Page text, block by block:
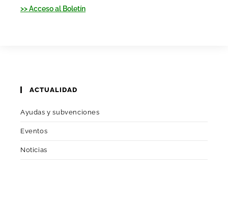
>> Acceso al Boletín
ACTUALIDAD
Ayudas y subvenciones
Eventos
Noticias